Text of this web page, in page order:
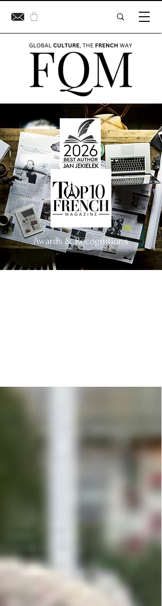
Awards & Recognitions